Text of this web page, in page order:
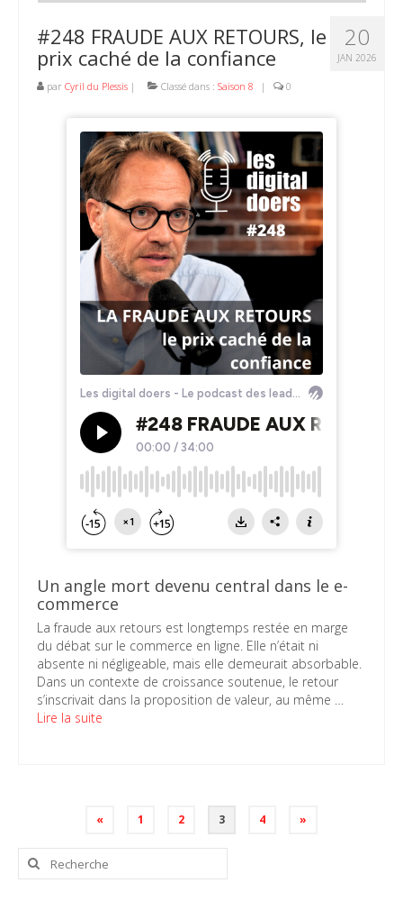
20
JAN 2026
#248 FRAUDE AUX RETOURS, le
prix caché de la confiance
par Cyril du Plessis | Classé dans : Saison 8 | 0
Un angle mort devenu central dans le e-
commerce
La fraude aux retours est longtemps restée en marge
du débat sur le commerce en ligne. Elle n’était ni
absente ni négligeable, mais elle demeurait absorbable.
Dans un contexte de croissance soutenue, le retour
s’inscrivait dans la proposition de valeur, au même …
Lire la suite
Pagination
publications
« 1 2 3 4 »
Rechercher